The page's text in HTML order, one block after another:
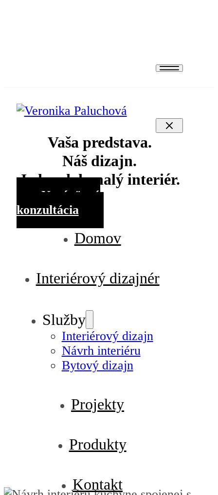
Vaša predstava.
Náš dizajn.
Jeden dokonalý interiér.
Nezáväzná
konzultácia
Domov
Interiérový dizajnér
Služby
Interiérový dizajn
Návrh interiéru
Bytový dizajn
Projekty
Produkty
Kontakt